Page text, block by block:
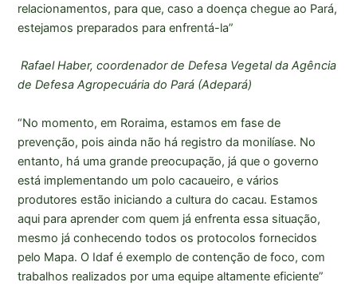
relacionamentos, para que, caso a doença chegue ao Pará,
estejamos preparados para enfrentá-la”
Rafael Haber, coordenador de Defesa Vegetal da Agência
de Defesa Agropecuária do Pará (Adepará)
“No momento, em Roraima, estamos em fase de
prevenção, pois ainda não há registro da monilíase. No
entanto, há uma grande preocupação, já que o governo
está implementando um polo cacaueiro, e vários
produtores estão iniciando a cultura do cacau. Estamos
aqui para aprender com quem já enfrenta essa situação,
mesmo já conhecendo todos os protocolos fornecidos
pelo Mapa. O Idaf é exemplo de contenção de foco, com
trabalhos realizados por uma equipe altamente eficiente”